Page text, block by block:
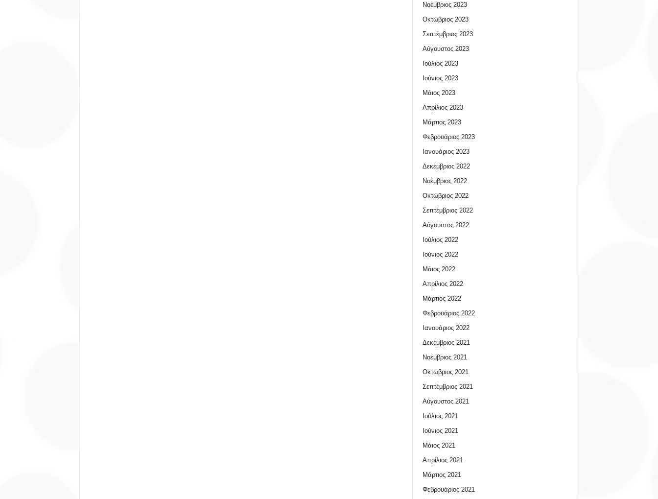
Νοέμβριος 2023
Οκτώβριος 2023
Σεπτέμβριος 2023
Αύγουστος 2023
Ιούλιος 2023
Ιούνιος 2023
Μάιος 2023
Απρίλιος 2023
Μάρτιος 2023
Φεβρουάριος 2023
Ιανουάριος 2023
Δεκέμβριος 2022
Νοέμβριος 2022
Οκτώβριος 2022
Σεπτέμβριος 2022
Αύγουστος 2022
Ιούλιος 2022
Ιούνιος 2022
Μάιος 2022
Απρίλιος 2022
Μάρτιος 2022
Φεβρουάριος 2022
Ιανουάριος 2022
Δεκέμβριος 2021
Νοέμβριος 2021
Οκτώβριος 2021
Σεπτέμβριος 2021
Αύγουστος 2021
Ιούλιος 2021
Ιούνιος 2021
Μάιος 2021
Απρίλιος 2021
Μάρτιος 2021
Φεβρουάριος 2021